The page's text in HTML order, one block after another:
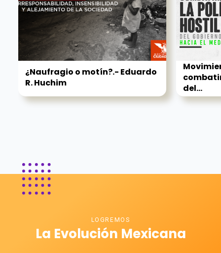
¿Naufragio o motín?.- Eduardo
R. Huchim
del...
LOGREMOS
La Evolución Mexicana